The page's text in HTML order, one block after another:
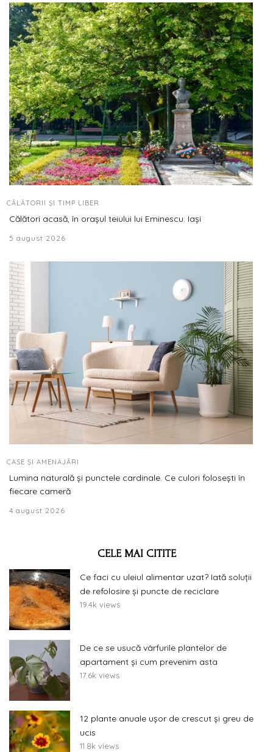
CĂLĂTORII ȘI TIMP LIBER
Călători acasă, în orașul teiului lui Eminescu: Iași
5 august 2026
CASE ȘI AMENAJĂRI
Lumina naturală și punctele cardinale. Ce culori folosești în
fiecare cameră
4 august 2026
CELE MAI CITITE
Ce faci cu uleiul alimentar uzat? Iată soluții
de refolosire și puncte de reciclare
19.4k views
De ce se usucă vârfurile plantelor de
apartament și cum prevenim asta
17.6k views
12 plante anuale ușor de crescut și greu de
ucis
11.8k views